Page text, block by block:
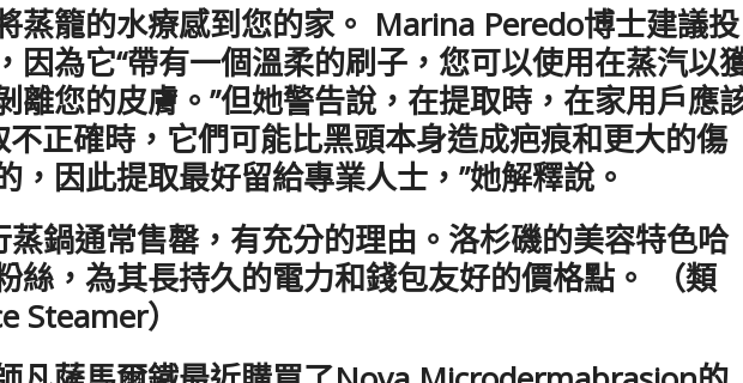
蒸籠的水療感到您的家。 Marina Peredo博士建議投
因為它“帶有一個溫柔的刷子，您可以使用在蒸汽以
離您的皮膚。”但她警告說，在提取時，在家用戶應
不正確時，它們可能比黑頭本身造成疤痕和更大的傷
，因此提取最好留給專業人士，”她解釋說。
蒸鍋通常售罄，有充分的理由。洛杉磯的美容特色哈
絲，為其長持久的電力和錢包友好的價格點。 （類
Steamer）